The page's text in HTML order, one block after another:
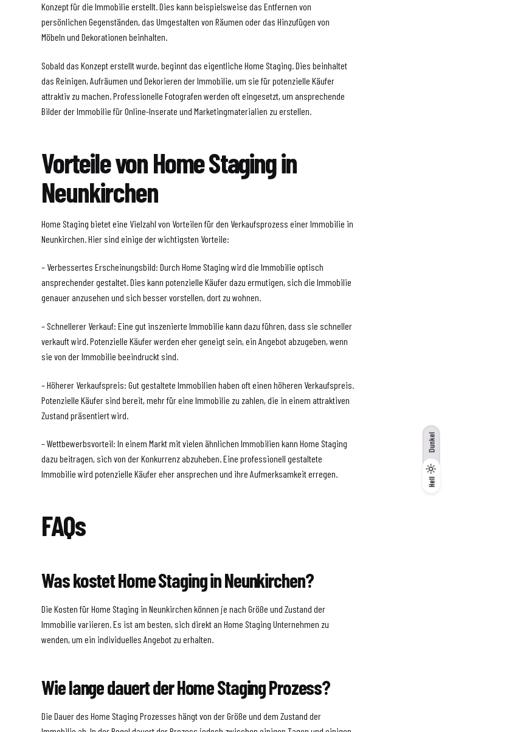
Hell
Dunkel
Hell
Dunkel
Konzept für die Immobilie erstellt. Dies kann beispielsweise das Entfernen von
persönlichen Gegenständen, das Umgestalten von Räumen oder das Hinzufügen von
Möbeln und Dekorationen beinhalten.
Sobald das Konzept erstellt wurde, beginnt das eigentliche Home Staging. Dies beinhaltet
das Reinigen, Aufräumen und Dekorieren der Immobilie, um sie für potenzielle Käufer
attraktiv zu machen. Professionelle Fotografen werden oft eingesetzt, um ansprechende
Bilder der Immobilie für Online-Inserate und Marketingmaterialien zu erstellen.
Vorteile von Home Staging in
Neunkirchen
Home Staging bietet eine Vielzahl von Vorteilen für den Verkaufsprozess einer Immobilie in
Neunkirchen. Hier sind einige der wichtigsten Vorteile:
– Verbessertes Erscheinungsbild: Durch Home Staging wird die Immobilie optisch
ansprechender gestaltet. Dies kann potenzielle Käufer dazu ermutigen, sich die Immobilie
genauer anzusehen und sich besser vorstellen, dort zu wohnen.
– Schnellerer Verkauf: Eine gut inszenierte Immobilie kann dazu führen, dass sie schneller
verkauft wird. Potenzielle Käufer werden eher geneigt sein, ein Angebot abzugeben, wenn
sie von der Immobilie beeindruckt sind.
– Höherer Verkaufspreis: Gut gestaltete Immobilien haben oft einen höheren Verkaufspreis.
Potenzielle Käufer sind bereit, mehr für eine Immobilie zu zahlen, die in einem attraktiven
Zustand präsentiert wird.
– Wettbewerbsvorteil: In einem Markt mit vielen ähnlichen Immobilien kann Home Staging
dazu beitragen, sich von der Konkurrenz abzuheben. Eine professionell gestaltete
Immobilie wird potenzielle Käufer eher ansprechen und ihre Aufmerksamkeit erregen.
FAQs
Was kostet Home Staging in Neunkirchen?
Die Kosten für Home Staging in Neunkirchen können je nach Größe und Zustand der
Immobilie variieren. Es ist am besten, sich direkt an Home Staging Unternehmen zu
wenden, um ein individuelles Angebot zu erhalten.
Wie lange dauert der Home Staging Prozess?
Die Dauer des Home Staging Prozesses hängt von der Größe und dem Zustand der